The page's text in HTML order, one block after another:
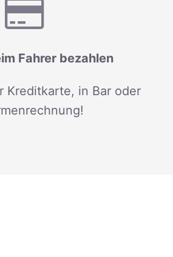
Fahrer bezahlen
Kreditkarte, in Bar oder